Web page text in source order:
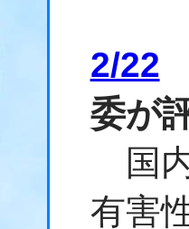
2/22
委が
国
有害